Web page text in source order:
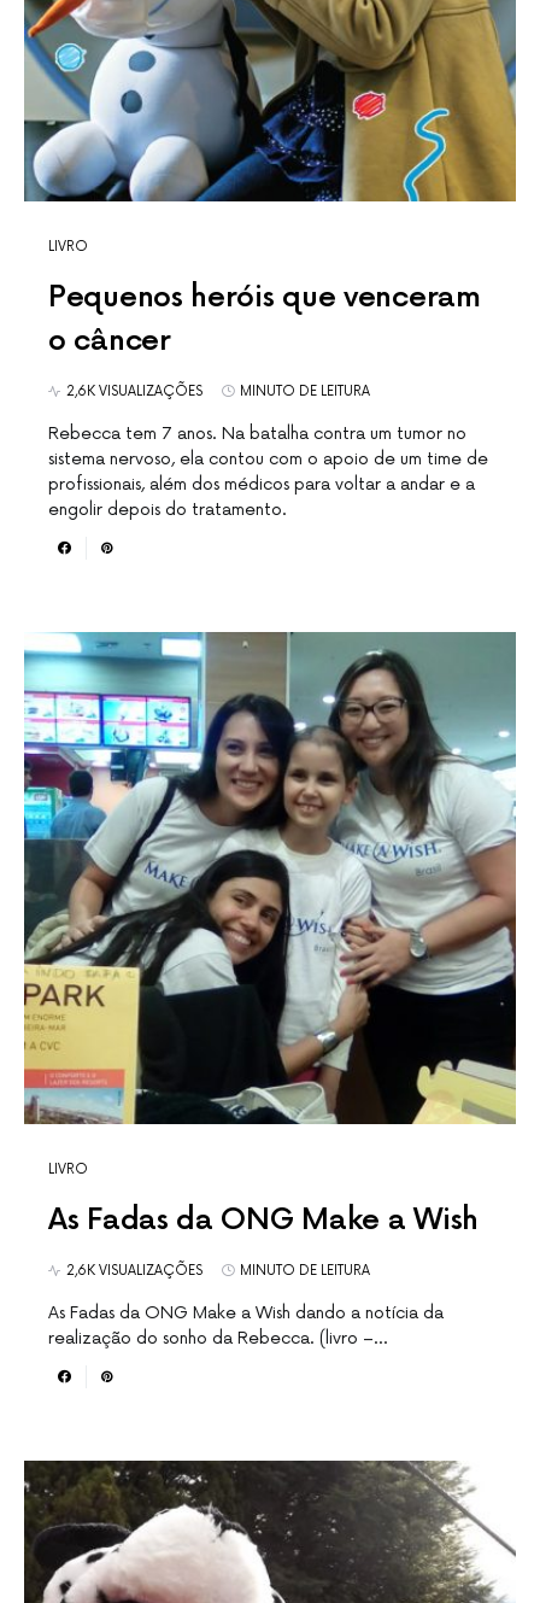
LIVRO
Pequenos heróis que venceram
o câncer
2,6K VISUALIZAÇÕES MINUTO DE LEITURA
Rebecca tem 7 anos. Na batalha contra um tumor no
sistema nervoso, ela contou com o apoio de um time de
profissionais, além dos médicos para voltar a andar e a
engolir depois do tratamento.
LIVRO
As Fadas da ONG Make a Wish
2,6K VISUALIZAÇÕES MINUTO DE LEITURA
As Fadas da ONG Make a Wish dando a notícia da
realização do sonho da Rebecca. (livro –…